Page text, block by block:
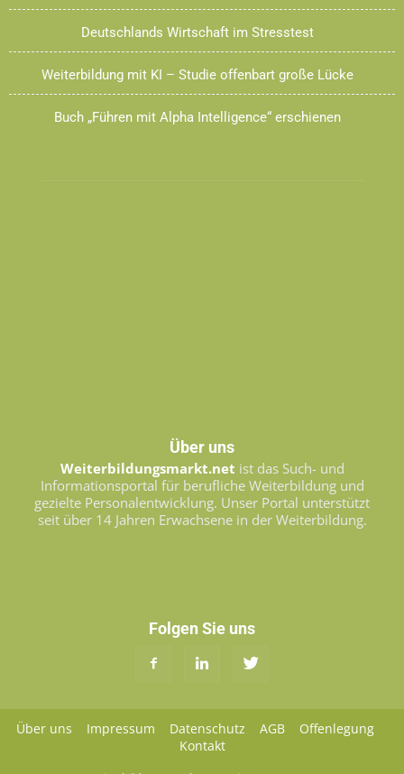
Deutschlands Wirtschaft im Stresstest
Weiterbildung mit KI – Studie offenbart große Lücke
Buch „Führen mit Alpha Intelligence“ erschienen
Über uns
Weiterbildungsmarkt.net ist das Such- und
Informationsportal für berufliche Weiterbildung und
gezielte Personalentwicklung. Unser Portal unterstützt
seit über 14 Jahren Erwachsene in der Weiterbildung.
Folgen Sie uns
Über uns Impressum Datenschutz AGB
Offenlegung
Kontakt